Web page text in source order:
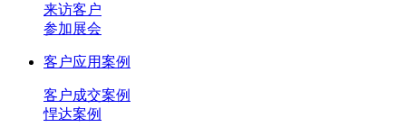
来访客户
参加展会
客户应用案例
客户成交案例
悍达案例